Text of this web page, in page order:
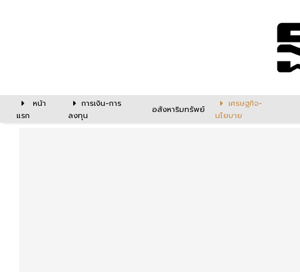
หน้า
แรก
การเงิน-การ
ลงทุน
อสังหาริมทรัพย์
เศรษฐกิจ-
นโยบาย